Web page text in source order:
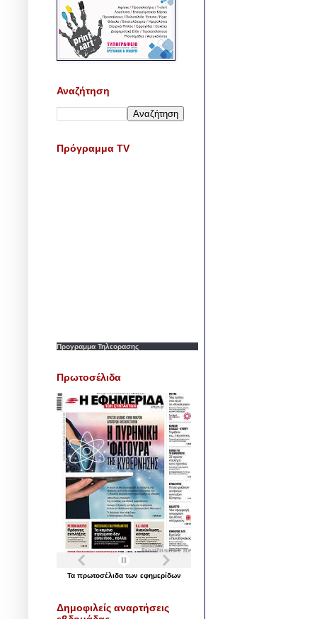
Αναζήτηση
Πρόγραμμα TV
Προγραμμα Τηλεορασης
Πρωτοσέλιδα
Τα πρωτοσέλιδα των εφημερίδων
Δημοφιλείς αναρτήσεις